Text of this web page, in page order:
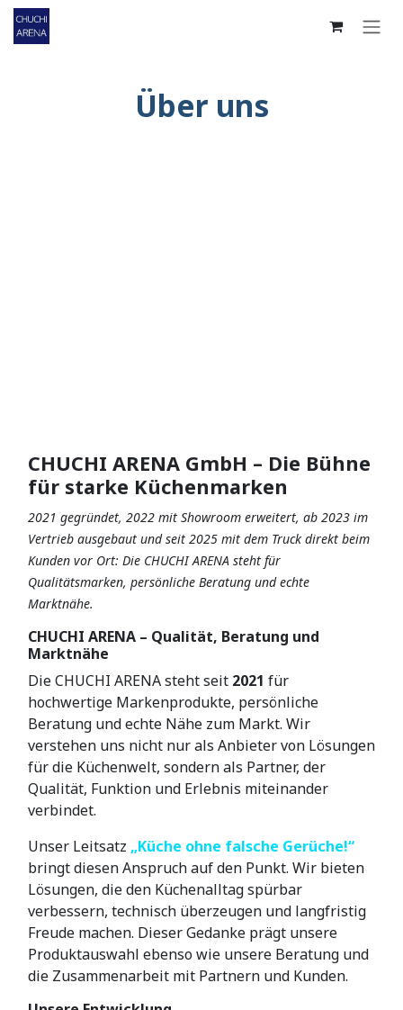
Zum Inhalt springen
Über uns
CHUCHI ARENA GmbH – Die Bühne
für starke Küchenmarken
2021 gegründet, 2022 mit Showroom erweitert, ab 2023 im
Vertrieb ausgebaut und seit 2025 mit dem Truck direkt beim
Kunden vor Ort: Die CHUCHI ARENA steht für
Qualitätsmarken, persönliche Beratung und echte
Marktnähe.
CHUCHI ARENA – Qualität, Beratung und
Marktnähe
Die CHUCHI ARENA steht seit 2021 für
hochwertige Markenprodukte, persönliche
Beratung und echte Nähe zum Markt. Wir
verstehen uns nicht nur als Anbieter von Lösungen
für die Küchenwelt, sondern als Partner, der
Qualität, Funktion und Erlebnis miteinander
verbindet.
Unser Leitsatz „Küche ohne falsche Gerüche!“
bringt diesen Anspruch auf den Punkt. Wir bieten
Lösungen, die den Küchenalltag spürbar
verbessern, technisch überzeugen und langfristig
Freude machen. Dieser Gedanke prägt unsere
Produktauswahl ebenso wie unsere Beratung und
die Zusammenarbeit mit Partnern und Kunden.